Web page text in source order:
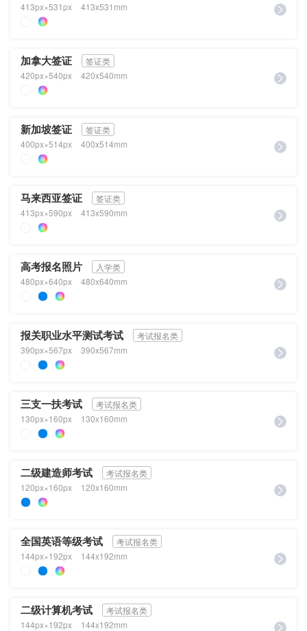
413px×531px
413x531mm
加拿大签证
签证类
420px×540px
420x540mm
新加坡签证
签证类
400px×514px
400x514mm
马来西亚签证
签证类
413px×590px
413x590mm
高考报名照片
入学类
480px×640px
480x640mm
报关职业水平测试考试
考试报名类
390px×567px
390x567mm
三支一扶考试
考试报名类
130px×160px
130x160mm
二级建造师考试
考试报名类
120px×160px
120x160mm
全国英语等级考试
考试报名类
144px×192px
144x192mm
二级计算机考试
考试报名类
144px×192px
144x192mm